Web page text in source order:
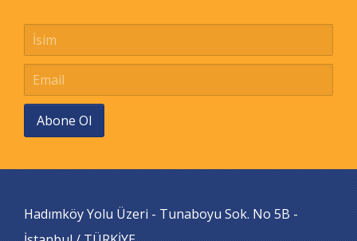
Abone Ol
Hadımköy Yolu Üzeri - Tunaboyu Sok. No 5B -